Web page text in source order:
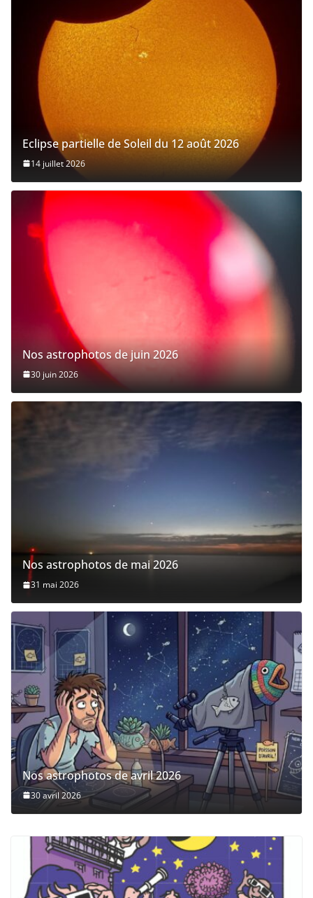
Eclipse partielle de Soleil du 12 août 2026
14 juillet 2026
Nos astrophotos de juin 2026
30 juin 2026
Nos astrophotos de mai 2026
31 mai 2026
Nos astrophotos de avril 2026
30 avril 2026